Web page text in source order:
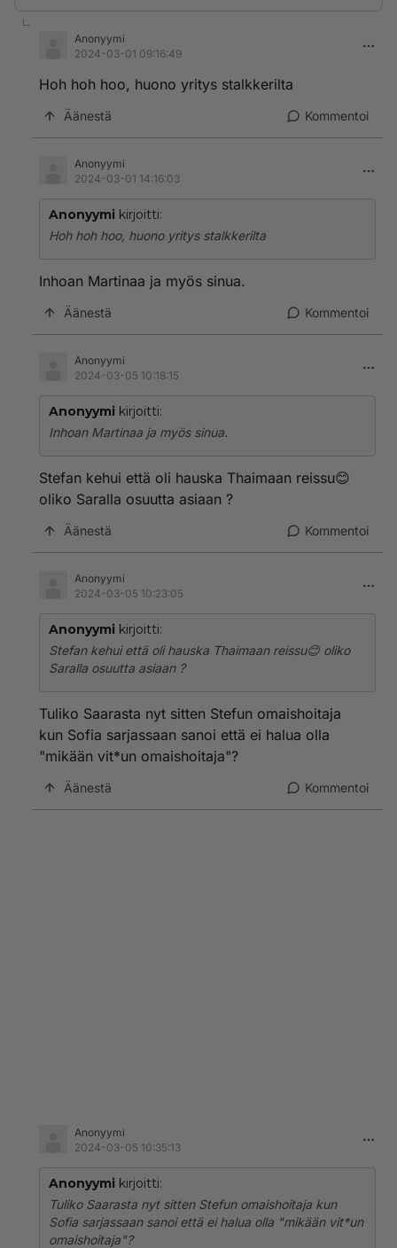
Anonyymi
2024-03-01 09:16:49
Hoh hoh hoo, huono yritys stalkkerilta
Äänestä Kommentoi
Anonyymi
2024-03-01 14:16:03
Anonyymi kirjoitti:
Hoh hoh hoo, huono yritys stalkkerilta
Inhoan Martinaa ja myös sinua.
Äänestä Kommentoi
Anonyymi
2024-03-05 10:18:15
Anonyymi kirjoitti:
Inhoan Martinaa ja myös sinua.
Stefan kehui että oli hauska Thaimaan reissu😊
oliko Saralla osuutta asiaan ?
Äänestä Kommentoi
Anonyymi
2024-03-05 10:23:05
Anonyymi kirjoitti:
Stefan kehui että oli hauska Thaimaan reissu😊 oliko
Saralla osuutta asiaan ?
Tuliko Saarasta nyt sitten Stefun omaishoitaja
kun Sofia sarjassaan sanoi että ei halua olla
"mikään vit*un omaishoitaja"?
Äänestä Kommentoi
Anonyymi
2024-03-05 10:35:13
Anonyymi kirjoitti:
Tuliko Saarasta nyt sitten Stefun omaishoitaja kun
Sofia sarjassaan sanoi että ei halua olla "mikään vit*un
omaishoitaja"?